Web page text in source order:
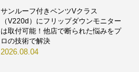
サンルーフ付きベンツVクラス
（V220d）にフリップダウンモニター
は取付可能！他店で断られた悩みをプ
ロの技術で解決
2026.08.04